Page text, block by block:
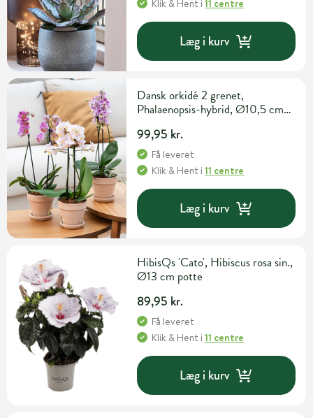
Klik & Hent i11 centre
Læg i kurv
Dansk orkidé 2 grenet,
Phalaenopsis-hybrid, Ø10,5 cm
99,95 kr.
Få leveret
Klik & Hent i11 centre
Læg i kurv
HibisQs 'Cato', Hibiscus rosa sin.,
Ø13 cm potte
89,95 kr.
Få leveret
Klik & Hent i11 centre
Læg i kurv